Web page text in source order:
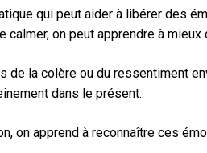
qui peut aider à libérer des
calmer, on peut apprendre à
de la colère ou du ressentiment
dans le présent.
on apprend à reconnaître ces